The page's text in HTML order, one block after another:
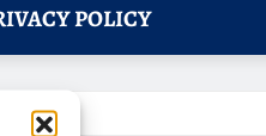
POLICY